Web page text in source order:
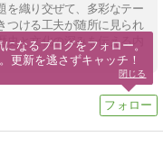
を織り交ぜて、多彩なテー
つける工夫が随所に見られ
と文化の深みを伝える内
になるブログをフォロー。
更新を逃さずキャッチ！
閉じる